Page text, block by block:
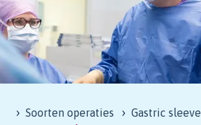
Soorten operaties Gastric sleeve